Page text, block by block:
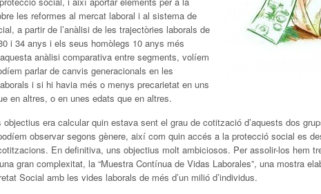
les reformes al mercat laboral i al sistema de
a partir de l’anàlisi de les trajectòries laborals de
i 34 anys i els seus homòlegs 10 anys més
anàlisi comparativa entre segments, volíem
parlar de canvis generacionals en les
i si hi havia més o menys precarietat en uns
en altres, o en unes edats que en altres.
objectius era calcular quin estava sent el grau de cotització d’aquests dos
observar segons gènere, així com quin accés a la protecció social es
En definitiva, uns objectius molt ambiciosos. Per assolir-los hem
gran complexitat, la “Muestra Contínua de Vidas Laborales”, una mostra
Social amb les vides laborals de més d’un milió d’individus.